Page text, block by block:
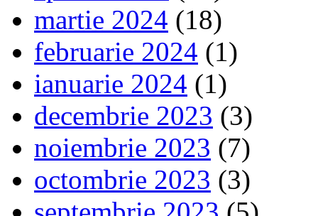
martie 2024 (18)
februarie 2024 (1)
ianuarie 2024 (1)
decembrie 2023 (3)
noiembrie 2023 (7)
octombrie 2023 (3)